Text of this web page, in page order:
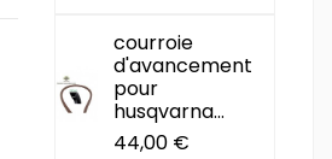
courroie
d'avancement
pour
husqvarna...
44,00 €